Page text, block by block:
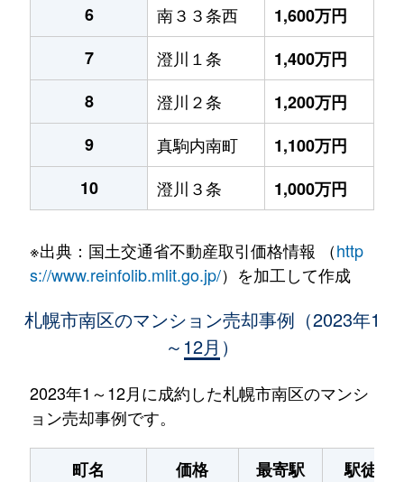
6
南３３条西
1,600万円
7
澄川１条
1,400万円
8
澄川２条
1,200万円
9
真駒内南町
1,100万円
10
澄川３条 1,000万円
※出典：国土交通省不動産取引価格情報 （http
s://www.reinfolib.mlit.go.jp/）を加工して作成
札幌市南区のマンション売却事例（2023年1
～12月）
2023年1～12月に成約した札幌市南区のマンシ
ョン売却事例です。
町名 価格 最寄駅
駅徒歩